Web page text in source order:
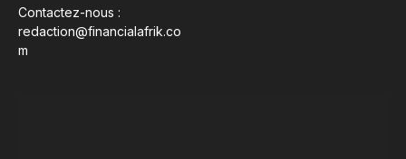
Contactez-nous :
redaction@financialafrik.co
m